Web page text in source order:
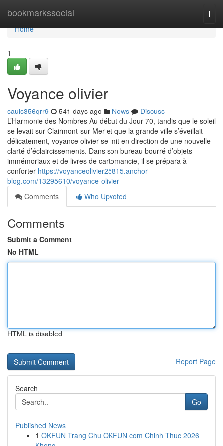
bookmarkssocial
Home
Home
1
Voyance olivier
sauls356qrr9 541 days ago News
Discuss
L’Harmonie des Nombres Au début du Jour 70, tandis que le soleil
se levait sur Clairmont-sur-Mer et que la grande ville s’éveillait
délicatement, voyance olivier se mit en direction de une nouvelle
clarté d’éclaircissements. Dans son bureau bourré d’objets
immémoriaux et de livres de cartomancie, il se prépara à
conforter https://voyanceolivier25815.anchor-
blog.com/13295610/voyance-olivier
Comments
Who Upvoted
Comments
Submit a Comment
No HTML
HTML is disabled
Report Page
Search
Go
Published News
1 OKFUN Trang Chu OKFUN com Chinh Thuc 2026